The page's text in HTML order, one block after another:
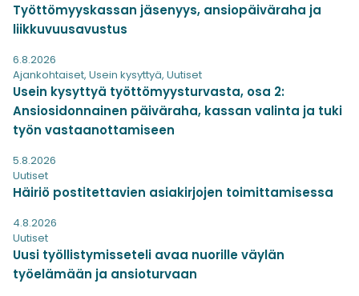
Työttömyyskassan jäsenyys, ansiopäiväraha ja
liikkuvuusavustus
6.8.2026
Ajankohtaiset, Usein kysyttyä, Uutiset
Usein kysyttyä työttömyysturvasta, osa 2:
Ansiosidonnainen päiväraha, kassan valinta ja tuki
työn vastaanottamiseen
5.8.2026
Uutiset
Häiriö postitettavien asiakirjojen toimittamisessa
4.8.2026
Uutiset
Uusi työllistymisseteli avaa nuorille väylän
työelämään ja ansioturvaan